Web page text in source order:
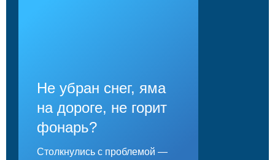
Не убран снег, яма
на дороге, не горит
фонарь?
Столкнулись с проблемой —